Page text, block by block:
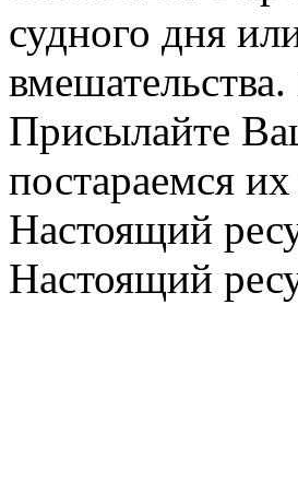
судного дня
Присылайте
постараемся
Настоящий
Настоящий